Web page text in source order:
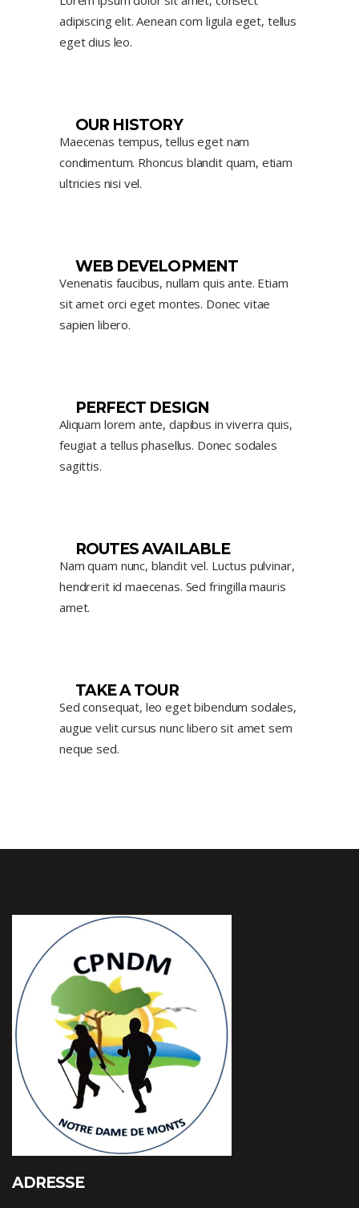
adipiscing elit. Aenean com ligula eget, tellus
eget dius leo.
OUR HISTORY
Maecenas tempus, tellus eget nam
condimentum. Rhoncus blandit quam, etiam
ultricies nisi vel.
WEB DEVELOPMENT
Venenatis faucibus, nullam quis ante. Etiam
sit amet orci eget montes. Donec vitae
sapien libero.
PERFECT DESIGN
Aliquam lorem ante, dapibus in viverra quis,
feugiat a tellus phasellus. Donec sodales
sagittis.
ROUTES AVAILABLE
Nam quam nunc, blandit vel. Luctus pulvinar,
hendrerit id maecenas. Sed fringilla mauris
amet.
TAKE A TOUR
Sed consequat, leo eget bibendum sodales,
augue velit cursus nunc libero sit amet sem
neque sed.
ADRESSE